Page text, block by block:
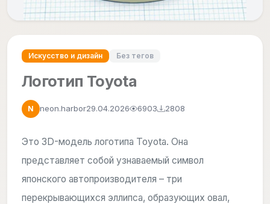
Искусство и дизайн Без тегов
Логотип Toyota
N neon.harbor29.04.2026 6903 2808
Это 3D-модель логотипа Toyota. Она
представляет собой узнаваемый символ
японского автопроизводителя – три
перекрывающихся эллипса, образующих овал,